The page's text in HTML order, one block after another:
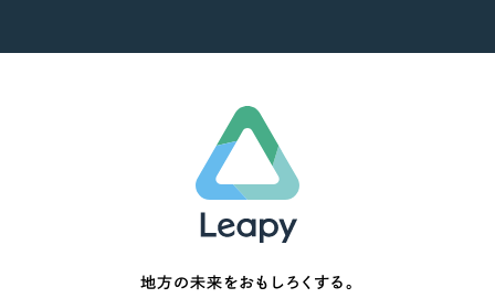
地方の未来をおもしろくする。